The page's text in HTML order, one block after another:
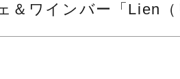
ワインバー「Lien（